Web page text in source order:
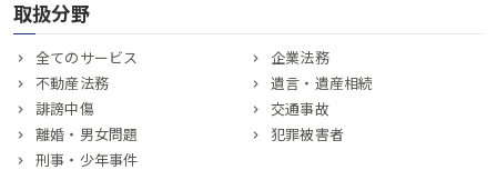
取扱分野
全てのサービス
企業法務
不動産法務
遺言・遺産相続
誹謗中傷
交通事故
離婚・男女問題
犯罪被害者
刑事・少年事件